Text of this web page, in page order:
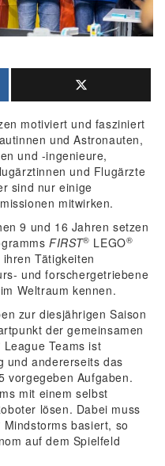
motiviert und fasziniert
und Astronauten,
und -ingenieure,
und Flugärzte
sind nur einige
mitwirken.
9 und 16 Jahren setzen
FIRST® LEGO®
Tätigkeiten
und forschergetriebene
Weltraum kennen.
zur diesjährigen Saison
der gemeinsamen
League Teams ist
und andererseits das
vorgegeben Aufgaben.
mit einem selbst
lösen. Dabei muss
Mindstorms basiert, so
auf dem Spielfeld